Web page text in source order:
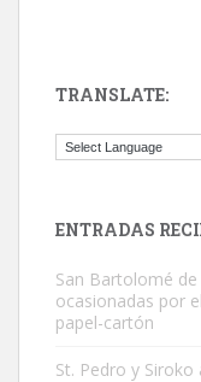
Este gato macho ha
TRANSLATE:
ENTRADAS
San Bartolomé
ocasionadas por
papel-cartón
St. Pedro y